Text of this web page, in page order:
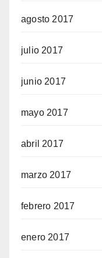
agosto 2017
julio 2017
junio 2017
mayo 2017
abril 2017
marzo 2017
febrero 2017
enero 2017